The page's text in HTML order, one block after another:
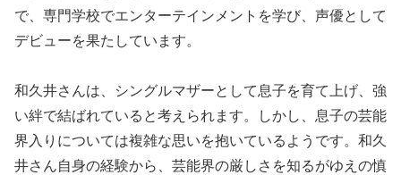
で、専門学校でエンターテインメントを学び、声優として
デビューを果たしています。
和久井さんは、シングルマザーとして息子を育て上げ、強
い絆で結ばれていると考えられます。しかし、息子の芸能
界入りについては複雑な思いを抱いているようです。和久
井さん自身の経験から、芸能界の厳しさを知るがゆえの慎